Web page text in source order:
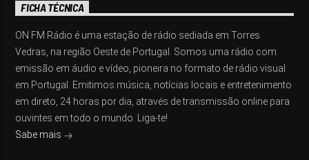
FICHA TÉCNICA
ON FM Rádio é uma estação de rádio sediada em Torres
Vedras, na região Oeste de Portugal. Somos uma rádio com
emissão em áudio e vídeo, pioneira no formato de rádio visual
em Portugal. Emitimos música, notícias locais e entretenimento
em direto, 24 horas por dia, através de transmissão online para
ouvintes em todo o mundo. Liga-te!
Sabe mais